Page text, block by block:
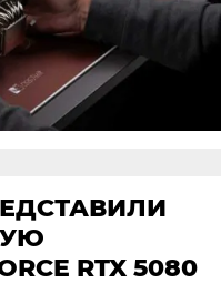
RTX 5080